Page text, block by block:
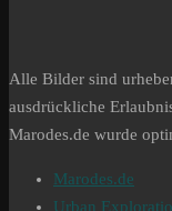
Alle Bilder sind
ausdrückliche
Marodes.de wurde
Marodes.de
Urban